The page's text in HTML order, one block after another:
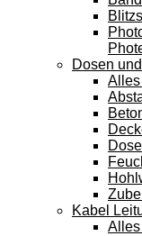
Dosen
Kabel